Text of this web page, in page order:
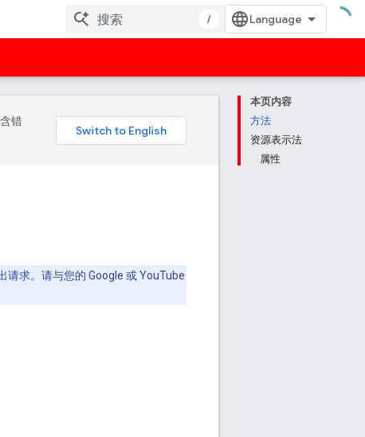
/
本页内容
方法
资源表示法
属性
错
求。请与您的 Google 或 YouTube